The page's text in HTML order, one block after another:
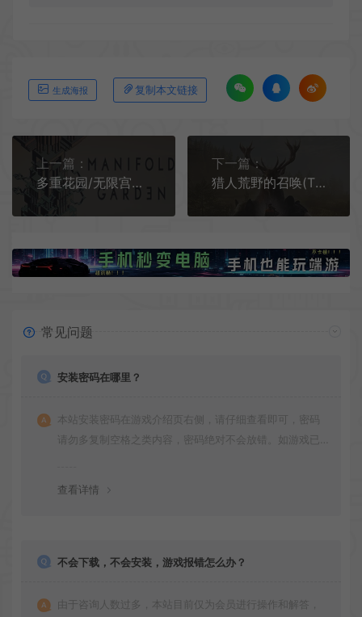
生成海报 复制本文链接
上一篇：
多重花园/无限宫院 (Manifold Garden) 简中|幻想世界冒险解谜游戏
下一篇：
猎人荒野的召唤(TheHunter Call of the Wild)开放世界狩猎游戏|下载
常见问题
安装密码在哪里？
本站安装密码在游戏介绍页右侧，请仔细查看即可，密码
请勿多复制空格之类内容，密码绝对不会放错。如游戏已
查看详情
不会下载，不会安装，游戏报错怎么办？
由于咨询人数过多，本站目前仅为会员进行操作和解答，